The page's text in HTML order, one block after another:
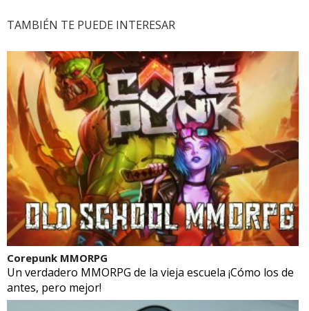
TAMBIÉN TE PUEDE INTERESAR
Corepunk MMORPG
Un verdadero MMORPG de la vieja escuela ¡Cómo los de
antes, pero mejor!